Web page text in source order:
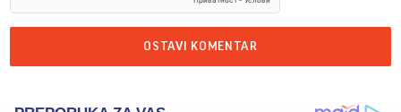
OSTAVI KOMENTAR